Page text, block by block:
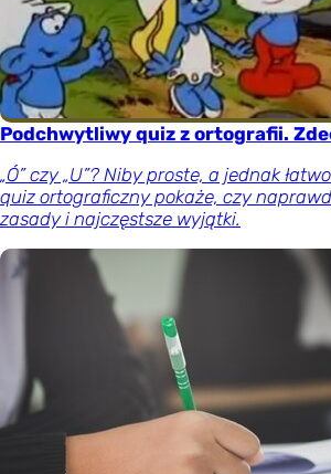
Podchwytliwy quiz z ortografii.
„Ó” czy „U”? Niby proste, a jednak
quiz ortograficzny pokaże, czy
zasady i najczęstsze wyjątki.